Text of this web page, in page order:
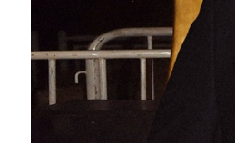
Harbiye'de Melike Şahin